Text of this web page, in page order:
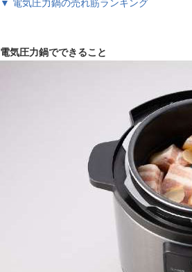
▼ 電気圧力鍋の売れ筋ランキング
電気圧力鍋でできること